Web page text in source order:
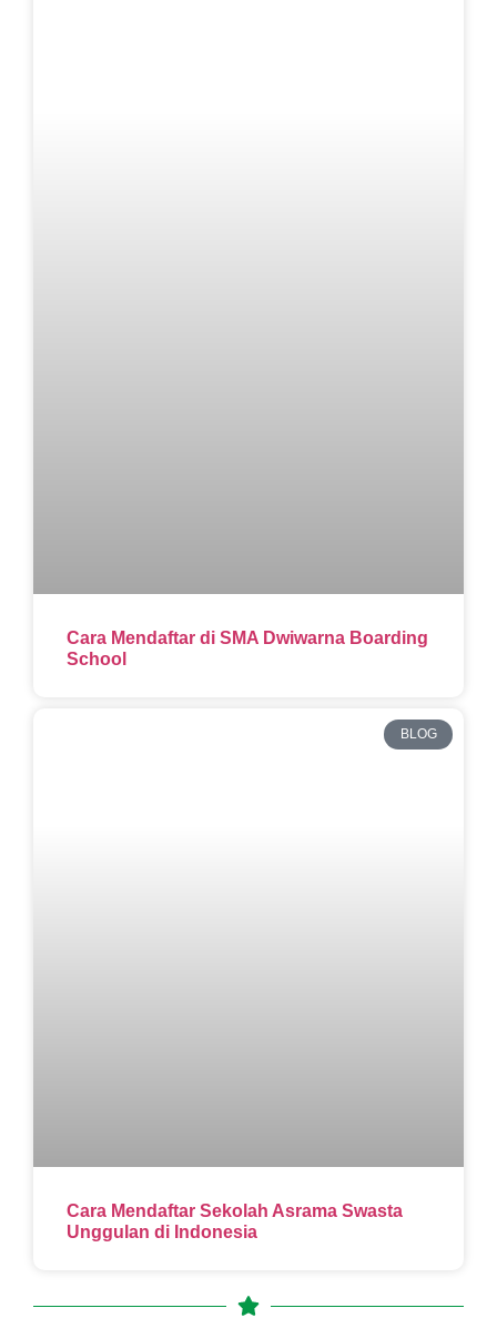
Cara Mendaftar di SMA Dwiwarna Boarding
School
BLOG
Cara Mendaftar Sekolah Asrama Swasta
Unggulan di Indonesia